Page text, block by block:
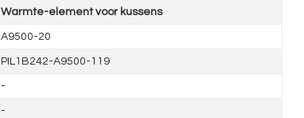
Warmte-element voor kussens
A9500-20
PIL1B242-A9500-119
-
-